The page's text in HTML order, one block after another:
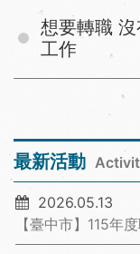
想要轉職
工作
最新活動
2026.05.13
【臺中市】115年